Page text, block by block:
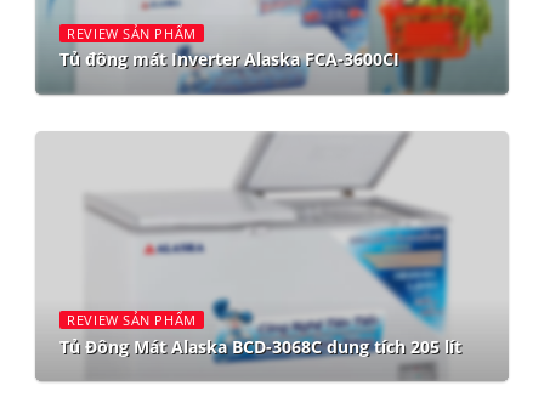
REVIEW SẢN PHẨM
Tủ đông mát Inverter Alaska FCA-3600CI
REVIEW SẢN PHẨM
Tủ Đông Mát Alaska BCD-3068C dung tích 205 lít